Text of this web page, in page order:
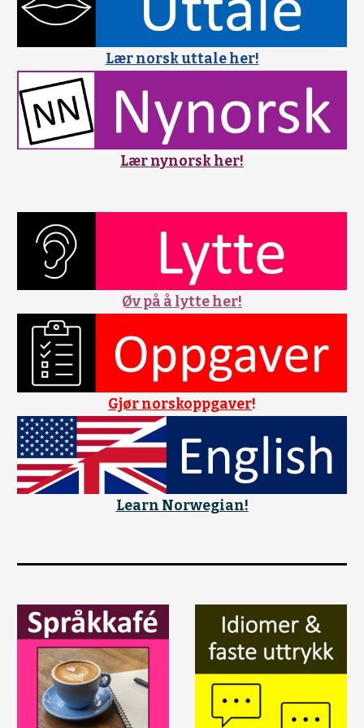
Lær norsk uttale her!
Lær nynorsk her!
Øv på å lytte her!
Gjør norskoppgaver!
Learn Norwegian!